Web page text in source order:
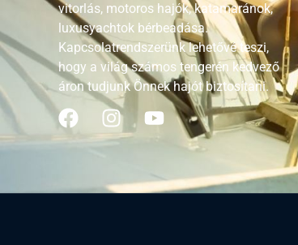
vitorlás, motoros hajók, katamaránok,
luxusyachtok bérbeadása.
Kapcsolatrendszerünk lehetővé teszi,
hogy a világ számos tengerén kedvező
áron tudjunk Önnek hajót biztosítani.